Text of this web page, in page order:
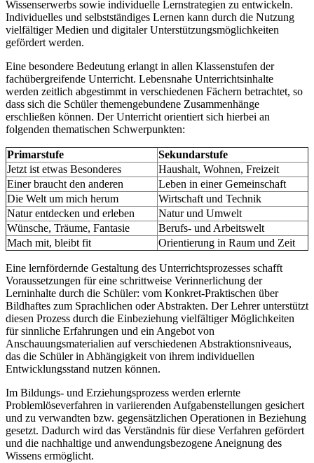
Wissenserwerbs sowie individuelle Lernstrategien zu entwickeln.
Individuelles und selbstständiges Lernen kann durch die Nutzung
vielfältiger Medien und digitaler Unterstützungsmöglichkeiten
gefördert werden.
Eine besondere Bedeutung erlangt in allen Klassenstufen der
fachübergreifende Unterricht. Lebensnahe Unterrichtsinhalte
werden zeitlich abgestimmt in verschiedenen Fächern betrachtet, so
dass sich die Schüler themengebundene Zusammenhänge
erschließen können. Der Unterricht orientiert sich hierbei an
folgenden thematischen Schwerpunkten:
Primarstufe
Sekundarstufe
Jetzt ist etwas Besonderes
Haushalt, Wohnen, Freizeit
Einer braucht den anderen
Leben in einer Gemeinschaft
Die Welt um mich herum
Wirtschaft und Technik
Natur entdecken und erleben
Natur und Umwelt
Wünsche, Träume, Fantasie
Berufs- und Arbeitswelt
Mach mit, bleibt fit
Orientierung in Raum und Zeit
Eine lernfördernde Gestaltung des Unterrichtsprozesses schafft
Voraussetzungen für eine schrittweise Verinnerlichung der
Lerninhalte durch die Schüler: vom Konkret-Praktischen über
Bildhaftes zum Sprachlichen oder Abstrakten. Der Lehrer unterstützt
diesen Prozess durch die Einbeziehung vielfältiger Möglichkeiten
für sinnliche Erfahrungen und ein Angebot von
Anschauungsmaterialien auf verschiedenen Abstraktionsniveaus,
das die Schüler in Abhängigkeit von ihrem individuellen
Entwicklungsstand nutzen können.
Im Bildungs- und Erziehungsprozess werden erlernte
Problemlöseverfahren in variierenden Aufgabenstellungen gesichert
und zu verwandten bzw. gegensätzlichen Operationen in Beziehung
gesetzt. Dadurch wird das Verständnis für diese Verfahren gefördert
und die nachhaltige und anwendungsbezogene Aneignung des
Wissens ermöglicht.